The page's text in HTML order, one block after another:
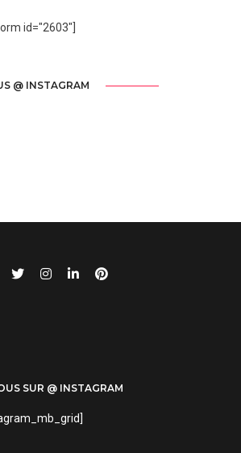
id="2603"]
@ INSTAGRAM
SUR @ INSTAGRAM